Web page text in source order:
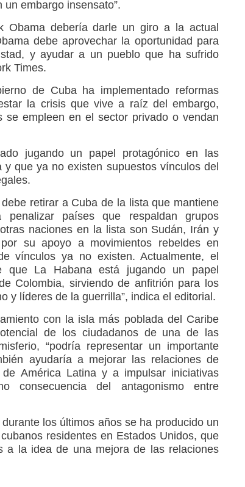
embargo insensato”.
Obama debería darle un giro a la actual
debe aprovechar la oportunidad para
y ayudar a un pueblo que ha sufrido
Times.
de Cuba ha implementado reformas
la crisis que vive a raíz del embargo,
se empleen en el sector privado o vendan
jugando un papel protagónico en las
que ya no existen supuestos vínculos del
retirar a Cuba de la lista que mantiene
países que respaldan grupos
naciones en la lista son Sudán, Irán y
su apoyo a movimientos rebeldes en
vínculos ya no existen. Actualmente, el
que La Habana está jugando un papel
Colombia, sirviendo de anfitrión para los
y líderes de la guerrilla”, indica el editorial.
con la isla más poblada del Caribe
de los ciudadanos de una de las
“podría representar un importante
ayudaría a mejorar las relaciones de
América Latina y a impulsar iniciativas
consecuencia del antagonismo entre
los últimos años se ha producido un
residentes en Estados Unidos, que
a la idea de una mejora de las relaciones